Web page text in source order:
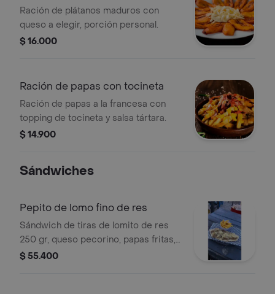
Ración de plátanos maduros con
queso a elegir, porción personal.
$ 16.000
Ración de papas con tocineta
Ración de papas a la francesa con
topping de tocineta y salsa tártara.
$ 14.900
Sándwiches
Pepito de lomo fino de res
Sándwich de tiras de lomito de res
250 gr, queso pecorino, papas fritas,
salsas de la casa, servido en 1/2 pan
$ 55.400